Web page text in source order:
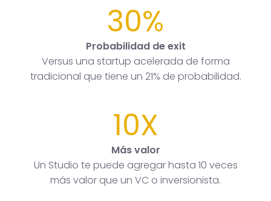
30%
Probabilidad de exit
Versus una startup acelerada de forma
tradicional que tiene un 21% de probabilidad.
10X
Más valor
Un Studio te puede agregar hasta 10 veces
más valor que un VC o inversionista.